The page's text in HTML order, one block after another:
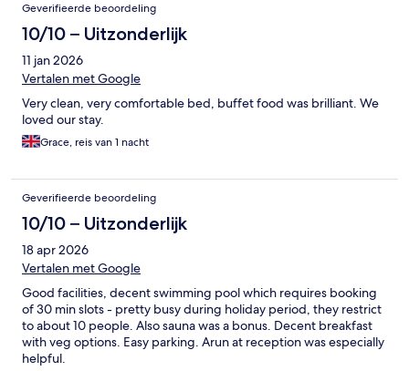
Geverifieerde beoordeling
10/10 – Uitzonderlijk
11 jan 2026
Vertalen met Google
Very clean, very comfortable bed, buffet food was brilliant. We
loved our stay.
Grace, reis van 1 nacht
Geverifieerde beoordeling
10/10 – Uitzonderlijk
18 apr 2026
Vertalen met Google
Good facilities, decent swimming pool which requires booking
of 30 min slots - pretty busy during holiday period, they restrict
to about 10 people. Also sauna was a bonus. Decent breakfast
with veg options. Easy parking. Arun at reception was especially
helpful.